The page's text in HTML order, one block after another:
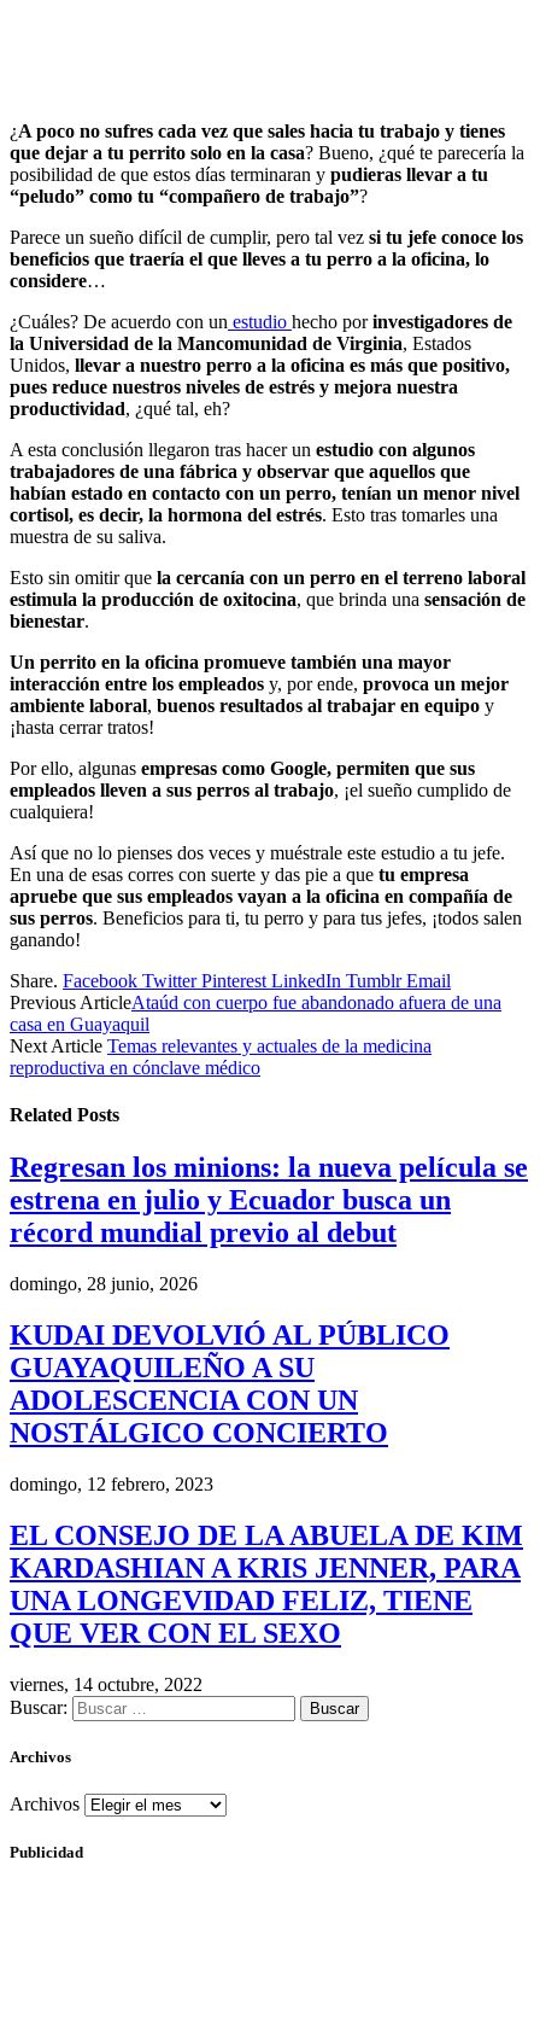
¿A poco no sufres cada vez que sales hacia tu trabajo y tienes
que dejar a tu perrito solo en la casa? Bueno, ¿qué te parecería la
posibilidad de que estos días terminaran y pudieras llevar a tu
“peludo” como tu “compañero de trabajo”?
Parece un sueño difícil de cumplir, pero tal vez si tu jefe conoce los
beneficios que traería el que lleves a tu perro a la oficina, lo
considere…
¿Cuáles? De acuerdo con un estudio hecho porinvestigadores de
la Universidad de la Mancomunidad de Virginia, Estados
Unidos, llevar a nuestro perro a la oficina es más que positivo,
pues reduce nuestros niveles de estrés y mejora nuestra
productividad, ¿qué tal, eh?
A esta conclusión llegaron tras hacer un estudio con algunos
trabajadores de una fábrica y observar que aquellos que
habían estado en contacto con un perro, tenían un menor nivel
cortisol, es decir, la hormona del estrés. Esto tras tomarles una
muestra de su saliva.
Esto sin omitir que la cercanía con un perro en el terreno laboral
estimula la producción de oxitocina, que brinda una sensación de
bienestar.
Un perrito en la oficina promueve también una mayor
interacción entre los empleados y, por ende, provoca un mejor
ambiente laboral, buenos resultados al trabajar en equipo y
¡hasta cerrar tratos!
Por ello, algunas empresas como Google, permiten que sus
empleados lleven a sus perros al trabajo, ¡el sueño cumplido de
cualquiera!
Así que no lo pienses dos veces y muéstrale este estudio a tu jefe.
En una de esas corres con suerte y das pie a que tu empresa
apruebe que sus empleados vayan a la oficina en compañía de
sus perros. Beneficios para ti, tu perro y para tus jefes, ¡todos salen
ganando!
Share. Facebook Twitter Pinterest LinkedIn Tumblr Email
Previous ArticleAtaúd con cuerpo fue abandonado afuera de una
casa en Guayaquil
Next Article Temas relevantes y actuales de la medicina
reproductiva en cónclave médico
Related Posts
Regresan los minions: la nueva película se
estrena en julio y Ecuador busca un
récord mundial previo al debut
domingo, 28 junio, 2026
KUDAI DEVOLVIÓ AL PÚBLICO
GUAYAQUILEÑO A SU
ADOLESCENCIA CON UN
NOSTÁLGICO CONCIERTO
domingo, 12 febrero, 2023
EL CONSEJO DE LA ABUELA DE KIM
KARDASHIAN A KRIS JENNER, PARA
UNA LONGEVIDAD FELIZ, TIENE
QUE VER CON EL SEXO
viernes, 14 octubre, 2022
Buscar:
Archivos
Archivos
Publicidad